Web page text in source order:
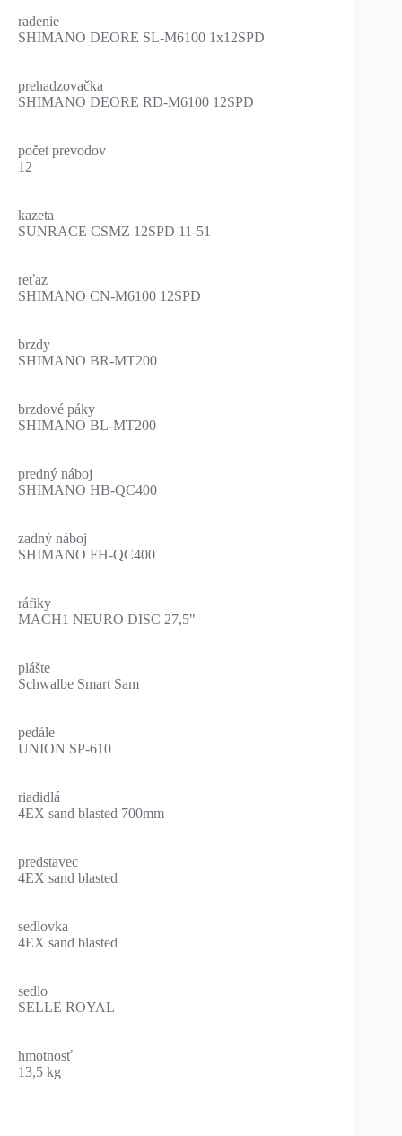
radenie
SHIMANO DEORE SL-M6100 1x12SPD
prehadzovačka
SHIMANO DEORE RD-M6100 12SPD
počet prevodov
12
kazeta
SUNRACE CSMZ 12SPD 11-51
reťaz
SHIMANO CN-M6100 12SPD
brzdy
SHIMANO BR-MT200
brzdové páky
SHIMANO BL-MT200
predný náboj
SHIMANO HB-QC400
zadný náboj
SHIMANO FH-QC400
ráfiky
MACH1 NEURO DISC 27,5"
plášte
Schwalbe Smart Sam
pedále
UNION SP-610
riadidlá
4EX sand blasted 700mm
predstavec
4EX sand blasted
sedlovka
4EX sand blasted
sedlo
SELLE ROYAL
hmotnosť
13,5 kg